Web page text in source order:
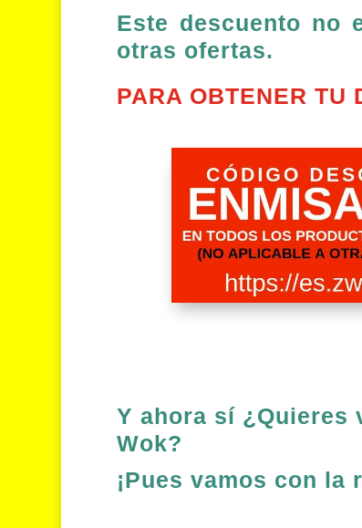
Este descuento no
otras ofertas.
PARA OBTENER TU
Y ahora sí ¿Quieres
Wok?
¡Pues vamos con la